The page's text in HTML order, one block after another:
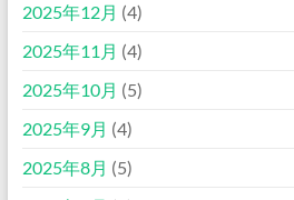
2025年12月 (4)
2025年11月 (4)
2025年10月 (5)
2025年9月 (4)
2025年8月 (5)